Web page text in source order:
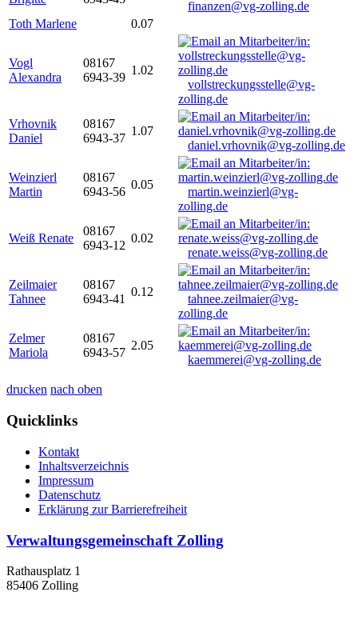
finanzen@vg-zolling.de
Toth Marlene
0.07
Vogl
Alexandra
08167
6943-39
1.02
vollstreckungsstelle@vg-
zolling.de
Vrhovnik
Daniel
08167
6943-37
1.07
daniel.vrhovnik@vg-zolling.de
Weinzierl
Martin
08167
6943-56
0.05
martin.weinzierl@vg-
zolling.de
Weiß Renate
08167
6943-12
0.02
renate.weiss@vg-zolling.de
Zeilmaier
Tahnee
08167
6943-41
0.12
tahnee.zeilmaier@vg-
zolling.de
Zelmer
Mariola
08167
6943-57
2.05
kaemmerei@vg-zolling.de
drucken nach oben
Quicklinks
Kontakt
Inhaltsverzeichnis
Impressum
Datenschutz
Erklärung zur Barrierefreiheit
Verwaltungsgemeinschaft Zolling
Rathausplatz 1
85406 Zolling